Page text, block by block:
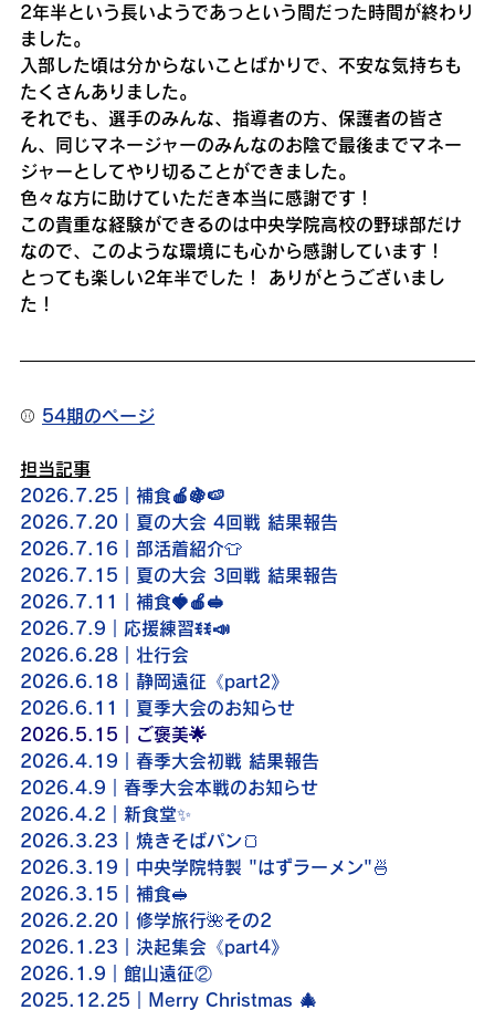
2年半という長いようであっという間だった時間が終わり
ました。
入部した頃は分からないことばかりで、不安な気持ちも
たくさんありました。
それでも、選手のみんな、指導者の方、保護者の皆さ
ん、同じマネージャーのみんなのお陰で最後までマネー
ジャーとしてやり切ることができました。
色々な方に助けていただき本当に感謝です！
この貴重な経験ができるのは中央学院高校の野球部だけ
なので、このような環境にも心から感謝しています！
とっても楽しい2年半でした！ ありがとうございまし
た！
⚾️ 54期のページ
担当記事
2026.7.25｜ 補食🍎🍇🍉
2026.7.20｜夏の大会 4回戦 結果報告
2026.7.16｜部活着紹介👕
2026.7.15｜夏の大会 3回戦 結果報告
2026.7.11｜ 補食🍓🍎🥪
2026.7.9｜応援練習ꉂꉂ📣
2026.6.28｜壮行会
2026.6.18｜静岡遠征《part2》
2026.6.11｜夏季大会のお知らせ
2026.5.15｜
ご褒美🌟
2026.4.19｜春季大会初戦 結果報告
2026.4.9｜春季大会本戦のお知らせ
2026.4.2｜新食堂✨
2026.3.23｜焼きそばパン🍞
2026.3.19｜中央学院特製 "はずラーメン"🍜
2026.3.15｜補食🥪
2026.2.20｜修学旅行🌺その2
2026.1.23｜決起集会《part4》
2026.1.9｜館山遠征②
2025.12.25｜
Merry Christmas 🎄